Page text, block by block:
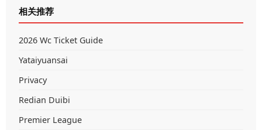
相关推荐
2026 Wc Ticket Guide
Yataiyuansai
Privacy
Redian Duibi
Premier League